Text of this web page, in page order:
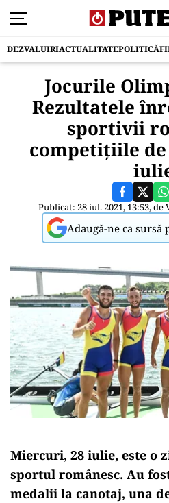
DEZVALUIRIACTUALITATEPOLITICĂ
Jocurile
Rezultatele
sportivii
competițiile
Publicat: 28 iul. 2021, 13:53, de
Adaugă-ne ca sursă
Miercuri, 28 iulie, este o
sportul românesc. Au
medalii la canotaj, una